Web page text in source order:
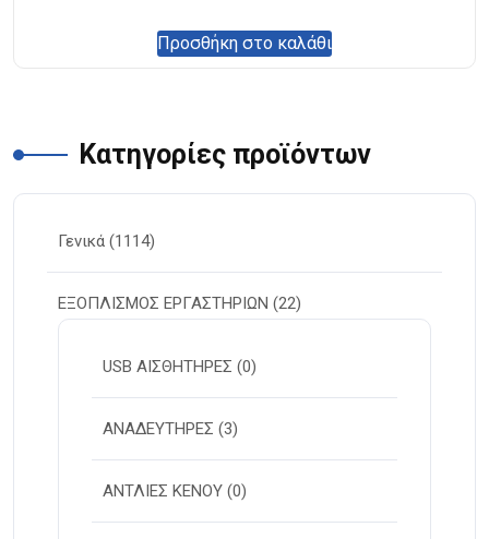
Προσθήκη στο καλάθι
Κατηγορίες προϊόντων
Γενικά (1114)
ΕΞΟΠΛΙΣΜΟΣ ΕΡΓΑΣΤΗΡΙΩΝ (22)
USB ΑΙΣΘΗΤΗΡΕΣ (0)
ΑΝΑΔΕΥΤΗΡΕΣ (3)
ΑΝΤΛΙΕΣ ΚΕΝΟΥ (0)